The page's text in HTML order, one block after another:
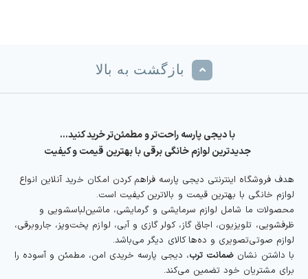
بازگشت به بالا
با دیجی پارسه راحت‌تر و مطمئن‌تر خرید کنید…
جدیدترین لوازم خانگی برقی با بهترین قیمت و کیفیت
هدف فروشگاه اینترنتی دیجی پارسه فراهم کردن امکان خرید آنلاین انواع
لوازم خانگی با بهترین قیمت و بالاترین کیفیت است.
محصولات ما شامل لوازم سرمایشی و گرمایشی، ماشین‌لباسشویی و
ظرفشویی، تلویزیون، اجاق گاز، کولر گازی و آبی، لوازم پخت‌وپز، جاروبرقی،
لوازم صوتی‌تصویری و ده‌ها کالای دیگر می‌باشد.
با داشتن نشان ضمانت ترب، دیجی پارسه خریدی امن، مطمئن و آسوده را
برای مشتریان خود تضمین می‌کند.